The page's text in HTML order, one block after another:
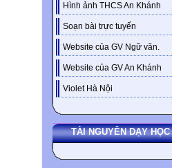
Hình ảnh THCS An Khánh
Soạn bài trực tuyến
Website của GV Ngữ văn.
Website của GV An Khánh
Violet Hà Nội
TÀI NGUYÊN DẠY HỌC